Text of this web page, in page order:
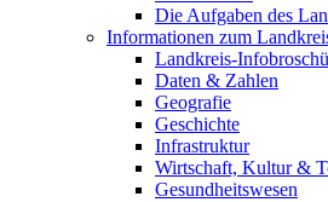
Die Aufgaben des
Informationen zum
Landkreis-
Daten & Zahlen
Geografie
Geschichte
Infrastruktur
Wirtschaft, Kultur &
Gesundheitswesen